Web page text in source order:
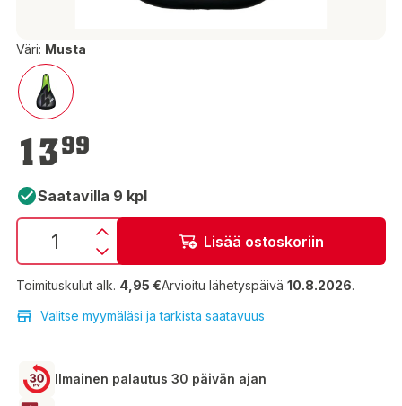
Väri: Musta
13,99 €
1399
Saatavilla 9 kpl
Lisää ostoskoriin
Toimituskulut alk. 4,95 €Arvioitu lähetyspäivä 10.8.2026.
Valitse myymäläsi ja tarkista saatavuus
Ilmainen palautus 30 päivän ajan